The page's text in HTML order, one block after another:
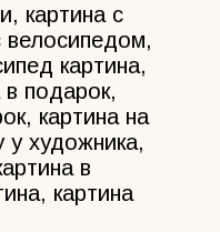
картина с
велосипедом,
картина,
в подарок,
картина на
у художника,
в
картина